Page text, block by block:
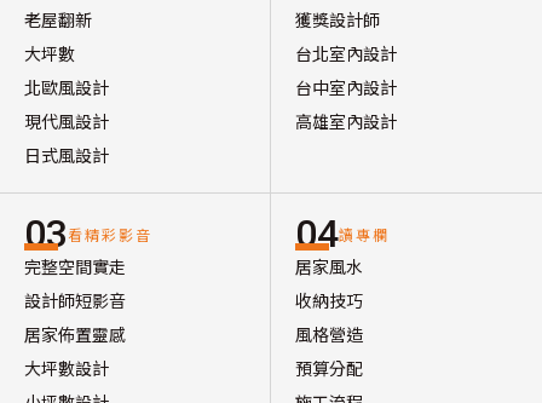
老屋翻新
大坪數
北歐風設計
現代風設計
日式風設計
獲獎設計師
台北室內設計
台中室內設計
高雄室內設計
03看精彩影音
完整空間實走
設計師短影音
居家佈置靈感
大坪數設計
04讀專欄
居家風水
收納技巧
風格營造
預算分配